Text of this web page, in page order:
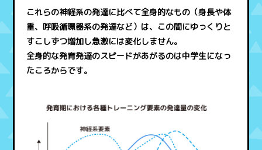
これらの神経系の発達に比べて全身的なもの（身長や体
重、呼吸循環器系の発達など）は、この間にゆっくりと
すこしずつ増加し急激には変化しません。
全身的な発育発達のスピードがあがるのは中学生になっ
たころからです。